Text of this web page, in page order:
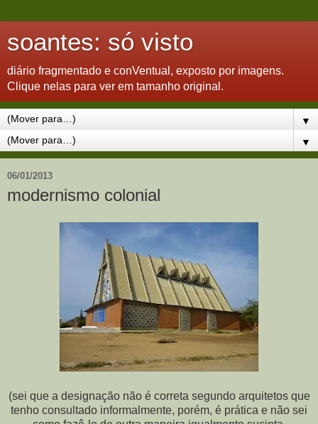
soantes: só visto
diário fragmentado e conVentual, exposto por imagens.
Clique nelas para ver em tamanho original.
▼
▼
06/01/2013
modernismo colonial
(sei que a designação não é correta segundo arquitetos que
tenho consultado informalmente, porém, é prática e não sei